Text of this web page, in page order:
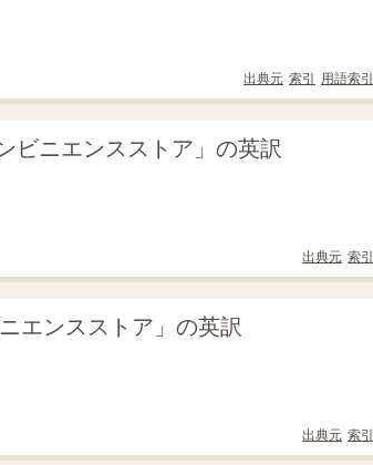
出典元 索引 用語索引
ビニエンスストア」の英訳
出典元 索引
エンスストア」の英訳
出典元 索引